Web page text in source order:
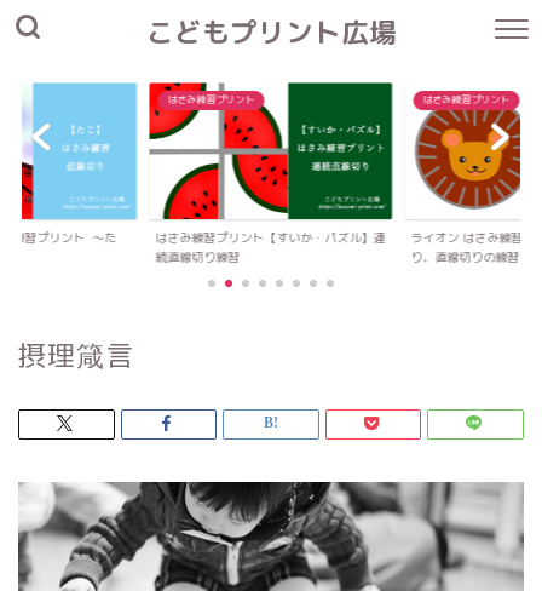
こどもプリント広場
練習プリント 〜た
はさみ練習プリント
はさみ練習プリント【すいか・パズル】連
続直線切り練習
はさみ練習プリント
ライオン はさみ練習プ
り、直線切りの練習
摂理箴言